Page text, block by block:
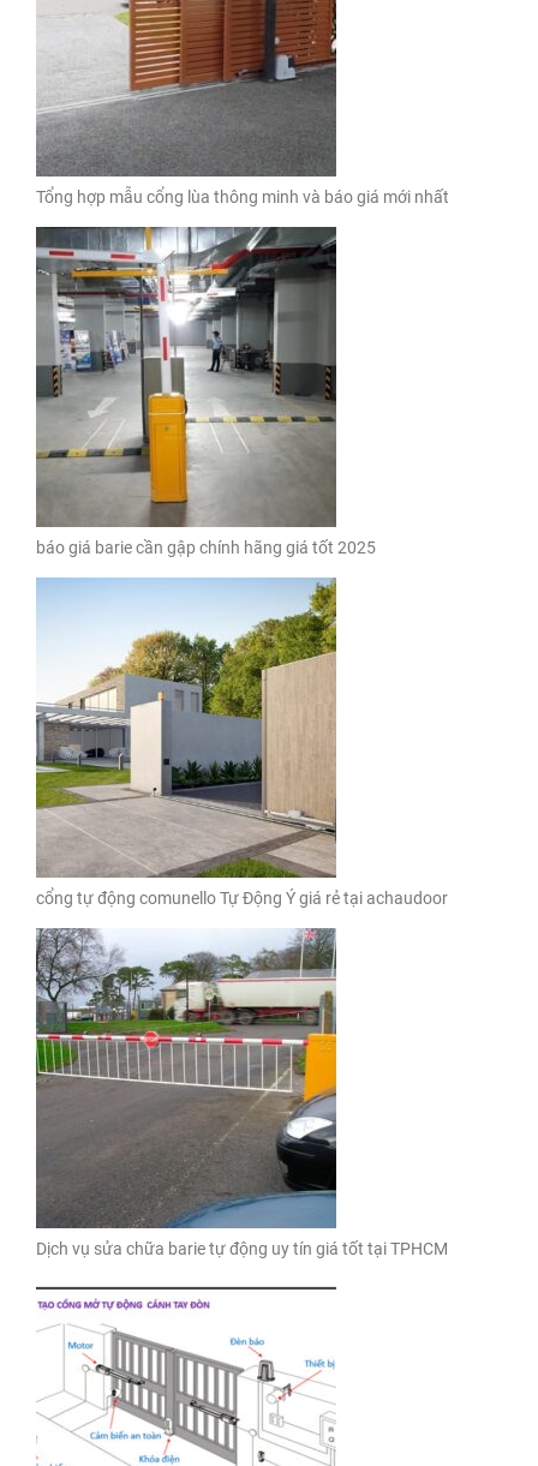
Tổng hợp mẫu cổng lùa thông minh và báo giá mới nhất
báo giá barie cần gập chính hãng giá tốt 2025
cổng tự động comunello Tự Động Ý giá rẻ tại achaudoor
Dịch vụ sửa chữa barie tự động uy tín giá tốt tại TPHCM